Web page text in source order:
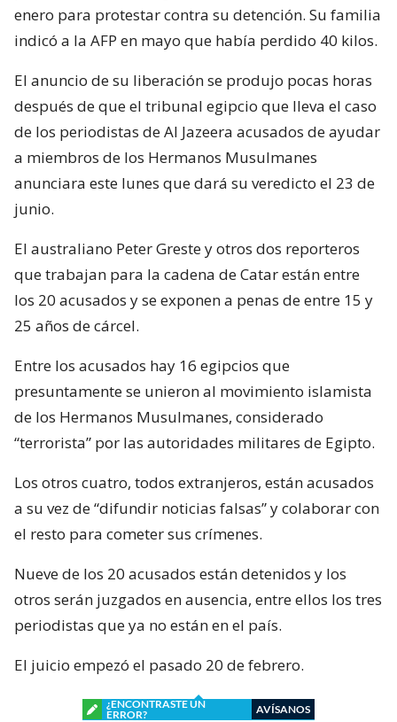
enero para protestar contra su detención. Su familia
indicó a la AFP en mayo que había perdido 40 kilos.
El anuncio de su liberación se produjo pocas horas
después de que el tribunal egipcio que lleva el caso
de los periodistas de Al Jazeera acusados de ayudar
a miembros de los Hermanos Musulmanes
anunciara este lunes que dará su veredicto el 23 de
junio.
El australiano Peter Greste y otros dos reporteros
que trabajan para la cadena de Catar están entre
los 20 acusados y se exponen a penas de entre 15 y
25 años de cárcel.
Entre los acusados hay 16 egipcios que
presuntamente se unieron al movimiento islamista
de los Hermanos Musulmanes, considerado
“terrorista” por las autoridades militares de Egipto.
Los otros cuatro, todos extranjeros, están acusados
a su vez de “difundir noticias falsas” y colaborar con
el resto para cometer sus crímenes.
Nueve de los 20 acusados están detenidos y los
otros serán juzgados en ausencia, entre ellos los tres
periodistas que ya no están en el país.
El juicio empezó el pasado 20 de febrero.
¿ENCONTRASTE UN
ERROR?
AVÍSANOS